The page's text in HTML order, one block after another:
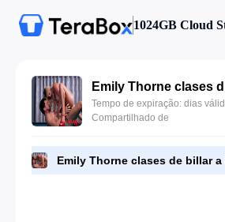
1024GB Cloud
Tempo de expiração: dias
Compartilhado de